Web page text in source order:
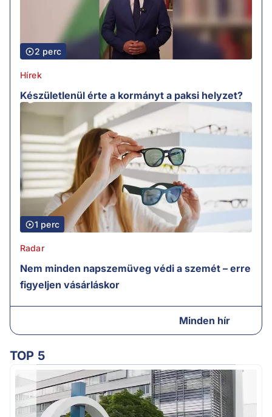
2 perc
Hírek
Készületlenül érte a kormányt a paksi helyzet?
1 perc
Radar
Nem minden napszemüveg védi a szemét – erre
figyeljen vásárláskor
Minden hír
TOP 5